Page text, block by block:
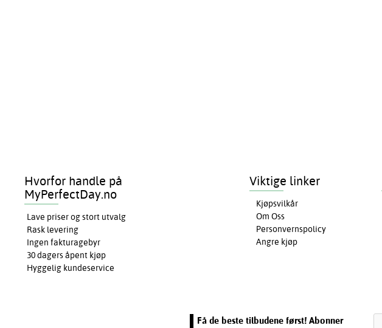
Hvorfor handle på
MyPerfectDay.no
Lave priser og stort utvalg
Rask levering
Ingen fakturagebyr
30 dagers åpent kjøp
Hyggelig kundeservice
Viktige linker
Kjøpsvilkår
Om Oss
Personvernspolicy
Angre kjøp
Få de beste tilbudene først! Abonner